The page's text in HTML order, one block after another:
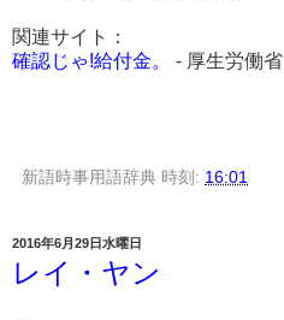
関連サイト：
確認じゃ!給付金。
- 厚生労働省
新語時事用語辞典 時刻: 16:01
2016年6月29日水曜日
レイ・ヤン